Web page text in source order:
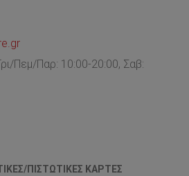
Πεμ/Παρ: 10:00-20:00, Σαβ:
ΠΙΣΤΩΤΙΚΈΣ ΚΆΡΤΕΣ